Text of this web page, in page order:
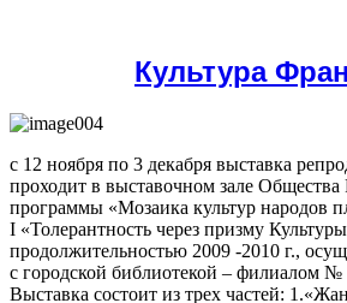
Культура
с 12 ноября по 3 декабря выставка
проходит в выставочном зале Общества
программы «Мозаика культур народов
I «Толерантность через призму
продолжительностью 2009 -2010 г.,
с городской библиотекой – филиалом №
Выставка состоит из трех частей: